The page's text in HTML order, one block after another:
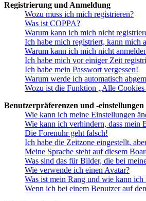
Registrierung und Anmeldung
Wozu muss ich mich registrieren?
Was ist COPPA?
Warum kann ich mich nicht
Ich habe mich registriert, kann mich
Warum kann ich mich nicht
Ich habe mich vor einiger Zeit
Ich habe mein Passwort vergessen!
Warum werde ich automatisch
Wozu ist die Funktion „Alle Cookies
Benutzerpräferenzen und -einstellungen
Wie kann ich meine Einstellungen
Wie kann ich verhindern, dass mein
Die Forenuhr geht falsch!
Ich habe die Zeitzone eingestellt,
Meine Sprache steht auf diesem
Was sind das für Bilder, die bei
Wie verwende ich einen Avatar?
Was ist mein Rang und wie kann ich
Wenn ich bei einem Benutzer auf